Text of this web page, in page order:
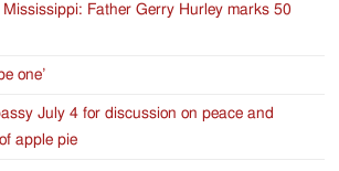
Mississippi: Father Gerry Hurley marks 50
one’
July 4 for discussion on peace and
apple pie